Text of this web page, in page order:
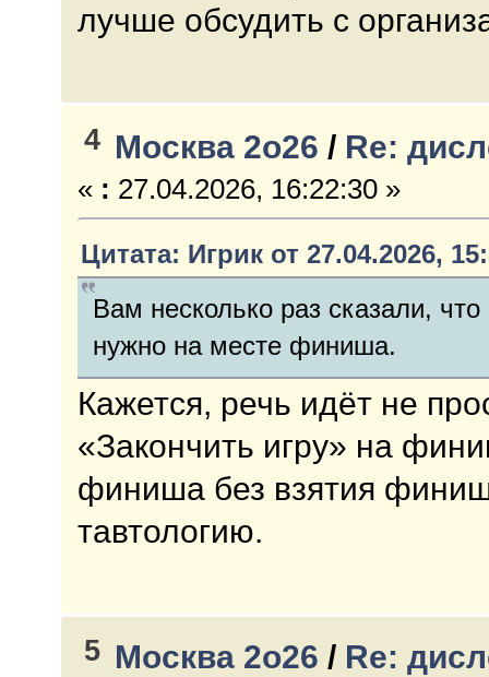
лучше обсудить с
4 Москва 2о26 / Re:
« : 27.04.2026, 16:22:30 »
Цитата: Игрик от 27.04.2026,
Вам несколько раз сказали,
нужно на месте финиша.
Кажется, речь идёт не
«Закончить игру» на
финиша без взятия
тавтологию.
5 Москва 2о26 / Re: